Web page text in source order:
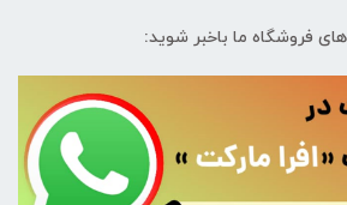
فروشگاه ما باخبر شوید: